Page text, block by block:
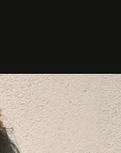
proposant
: